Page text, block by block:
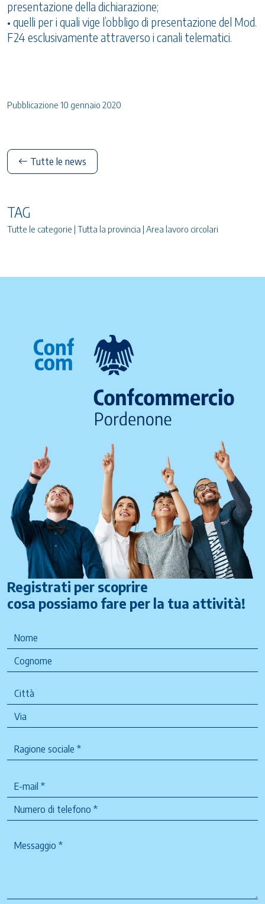
presentazione della dichiarazione;
• quelli per i quali vige l’obbligo di presentazione del Mod.
F24 esclusivamente attraverso i canali telematici.
Pubblicazione 10 gennaio 2020
Tutte le news
TAG
Tutte le categorie | Tutta la provincia | Area lavoro circolari
Registrati per scoprire
cosa possiamo fare per la tua attività!